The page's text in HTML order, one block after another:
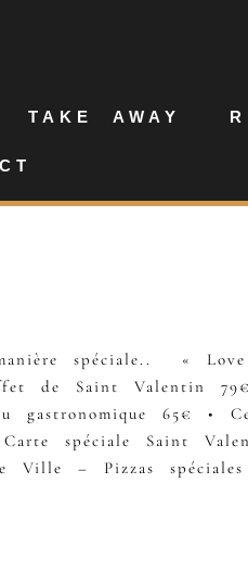
TAKE AWAY
manière spéciale.. «
de Saint Valentin
gastronomique 65€ •
spéciale Saint
Ville – Pizzas